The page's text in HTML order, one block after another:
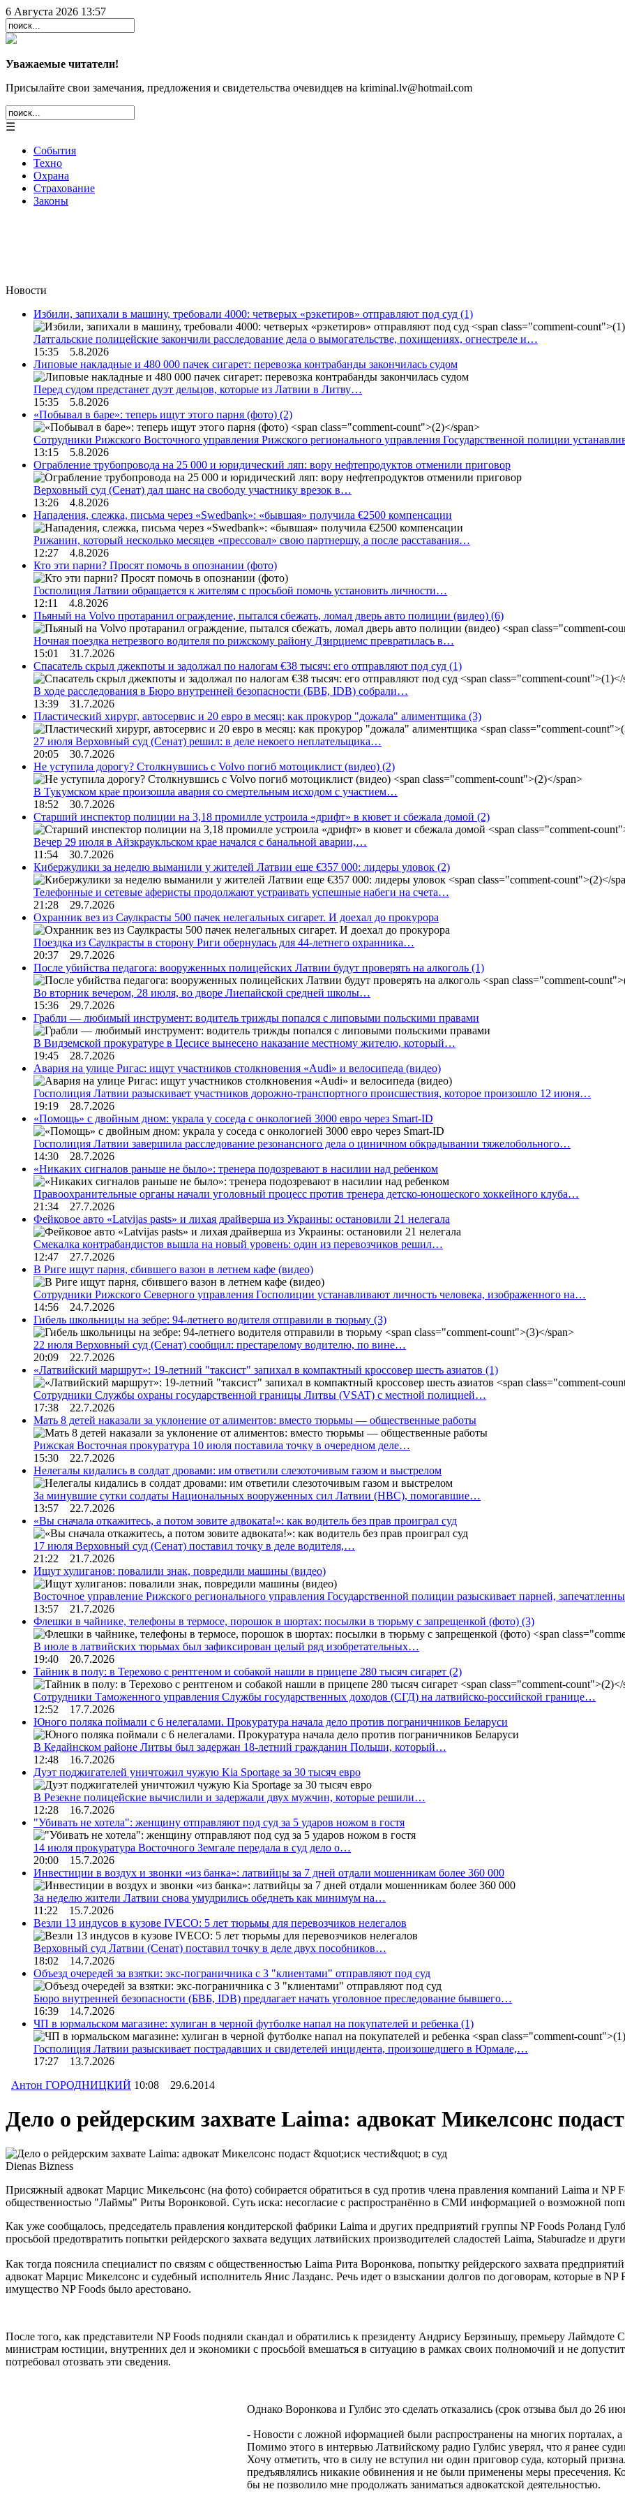
6 Августа 2026 13:57
Уважаемые читатели!
Присылайте свои замечания, предложения и свидетельства очевидцев на kriminal.lv@hotmail.com
☰
События
Техно
Охрана
Страхование
Законы
Новости
Избили, запихали в машину, требовали 4000: четверых «рэкетиров» отправляют под суд (1)
Латгальские полицейские закончили расследование дела о вымогательстве, похищениях, огнестреле и…
15:35 5.8.2026
Липовые накладные и 480 000 пачек сигарет: перевозка контрабанды закончилась судом
Перед судом предстанет дуэт дельцов, которые из Латвии в Литву…
15:35 5.8.2026
«Побывал в баре»: теперь ищут этого парня (фото) (2)
Сотрудники Рижского Восточного управления Рижского регионального управления Государственной полиции
13:15 5.8.2026
Ограбление трубопровода на 25 000 и юридический ляп: вору нефтепродуктов отменили приговор
Верховный суд (Сенат) дал шанс на свободу участнику врезок в…
13:26 4.8.2026
Нападения, слежка, письма через «Swedbank»: «бывшая» получила €2500 компенсации
Рижанин, который несколько месяцев «прессовал» свою партнершу, а после расставания…
12:27 4.8.2026
Кто эти парни? Просят помочь в опознании (фото)
Госполиция Латвии обращается к жителям с просьбой помочь установить личности…
12:11 4.8.2026
Пьяный на Volvo протаранил ограждение, пытался сбежать, ломал дверь авто полиции (видео) (6)
Ночная поездка нетрезвого водителя по рижскому району Дзирциемс превратилась в…
15:01 31.7.2026
Спасатель скрыл джекпоты и задолжал по налогам €38 тысяч: его отправляют под суд (1)
В ходе расследования в Бюро внутренней безопасности (БВБ, IDB) собрали…
13:39 31.7.2026
Пластический хирург, автосервис и 20 евро в месяц: как прокурор "дожала" алиментщика (3)
27 июля Верховный суд (Сенат) решил: в деле некоего неплательщика…
20:05 30.7.2026
Не уступила дорогу? Столкнувшись с Volvo погиб мотоциклист (видео) (2)
В Тукумском крае произошла авария со смертельным исходом с участием…
18:52 30.7.2026
Старший инспектор полиции на 3,18 промилле устроила «дрифт» в кювет и сбежала домой (2)
Вечер 29 июля в Айзкраукльском крае начался с банальной аварии,…
11:54 30.7.2026
Кибержулики за неделю выманили у жителей Латвии еще €357 000: лидеры уловок (2)
Телефонные и сетевые аферисты продолжают устраивать успешные набеги на счета…
21:28 29.7.2026
Охранник вез из Саулкрасты 500 пачек нелегальных сигарет. И доехал до прокурора
Поездка из Саулкрасты в сторону Риги обернулась для 44-летнего охранника…
20:37 29.7.2026
После убийства педагога: вооруженных полицейских Латвии будут проверять на алкоголь (1)
Во вторник вечером, 28 июля, во дворе Лиепайской средней школы…
15:36 29.7.2026
Грабли — любимый инструмент: водитель трижды попался с липовыми польскими правами
В Видземской прокуратуре в Цесисе вынесено наказание местному жителю, который…
19:45 28.7.2026
Авария на улице Ригас: ищут участников столкновения «Audi» и велосипеда (видео)
Госполиция Латвии разыскивает участников дорожно-транспортного происшествия, которое произошло 12 июня…
19:19 28.7.2026
«Помощь» с двойным дном: украла у соседа с онкологией 3000 евро через Smart-ID
Госполиция Латвии завершила расследование резонансного дела о циничном обкрадывании тяжелобольного…
14:30 28.7.2026
«Никаких сигналов раньше не было»: тренера подозревают в насилии над ребенком
Правоохранительные органы начали уголовный процесс против тренера детско-юношеского хоккейного клуба…
21:34 27.7.2026
Фейковое авто «Latvijas pasts» и лихая драйверша из Украины: остановили 21 нелегала
Смекалка контрабандистов вышла на новый уровень: один из перевозчиков решил…
12:47 27.7.2026
В Риге ищут парня, сбившего вазон в летнем кафе (видео)
Сотрудники Рижского Северного управления Госполиции устанавливают личность человека, изображенного на…
14:56 24.7.2026
Гибель школьницы на зебре: 94-летнего водителя отправили в тюрьму (3)
22 июля Верховный суд (Сенат) сообщил: престарелому водителю, по вине…
20:09 22.7.2026
«Латвийский маршрут»: 19-летний "таксист" запихал в компактный кроссовер шесть азиатов (1)
Сотрудники Службы охраны государственной границы Литвы (VSAT) с местной полицией…
17:38 22.7.2026
Мать 8 детей наказали за уклонение от алиментов: вместо тюрьмы — общественные работы
Рижская Восточная прокуратура 10 июля поставила точку в очередном деле…
15:30 22.7.2026
Нелегалы кидались в солдат дровами: им ответили слезоточивым газом и выстрелом
За минувшие сутки солдаты Национальных вооруженных сил Латвии (НВС), помогавшие…
13:57 22.7.2026
«Вы сначала откажитесь, а потом зовите адвоката!»: как водитель без прав проиграл суд
17 июля Верховный суд (Сенат) поставил точку в деле водителя,…
21:22 21.7.2026
Ищут хулиганов: повалили знак, повредили машины (видео)
Восточное управление Рижского регионального управления Государственной полиции разыскивает парней,
13:57 21.7.2026
Флешки в чайнике, телефоны в термосе, порошок в шортах: посылки в тюрьму с запрещенкой (фото) (3)
В июле в латвийских тюрьмах был зафиксирован целый ряд изобретательных…
19:40 20.7.2026
Тайник в полу: в Терехово с рентгеном и собакой нашли в прицепе 280 тысяч сигарет (2)
Сотрудники Таможенного управления Службы государственных доходов (СГД) на латвийско-российской границе…
12:52 17.7.2026
Юного поляка поймали с 6 нелегалами. Прокуратура начала дело против пограничников Беларуси
В Кедайнском районе Литвы был задержан 18-летний гражданин Польши, который…
12:48 16.7.2026
Дуэт поджигателей уничтожил чужую Kia Sportage за 30 тысяч евро
В Резекне полицейские вычислили и задержали двух мужчин, которые решили…
12:28 16.7.2026
"Убивать не хотела": женщину отправляют под суд за 5 ударов ножом в гостя
14 июля прокуратура Восточного Земгале передала в суд дело о…
20:00 15.7.2026
Инвестиции в воздух и звонки «из банка»: латвийцы за 7 дней отдали мошенникам более 360 000
За неделю жители Латвии снова умудрились обеднеть как минимум на…
11:22 15.7.2026
Везли 13 индусов в кузове IVECO: 5 лет тюрьмы для перевозчиков нелегалов
Верховный суд Латвии (Сенат) поставил точку в деле двух пособников…
18:02 14.7.2026
Объезд очередей за взятки: экс-пограничника с 3 "клиентами" отправляют под суд
Бюро внутренней безопасности (БВБ, IDB) предлагает начать уголовное преследование бывшего…
16:39 14.7.2026
ЧП в юрмальском магазине: хулиган в черной футболке напал на покупателей и ребенка (1)
Госполиция Латвии разыскивает пострадавших и свидетелей инцидента, произошедшего в Юрмале,…
17:27 13.7.2026
Антон ГОРОДНИЦКИЙ 10:08 29.6.2014
Дело о рейдерским захвате Laima: адвокат Микелсонс
Dienas Bizness
Присяжный адвокат Марцис Микельсонс (на фото) собирается обратиться в суд против члена правления компаний Laima и NP
общественностью "Лаймы" Риты Воронковой. Суть иска: несогласие с распространённо в СМИ информацией о возможной
Как уже сообщалось, председатель правления кондитерской фабрики Laima и других предприятий группы NP Foods Роланд
просьбой предотвратить попытки рейдерского захвата ведущих латвийских производителей сладостей Laima, Staburadze и
Как тогда пояснила специалист по связям с общественностью Laima Рита Воронкова, попытку рейдерского захвата
адвокат Марцис Микелсонс и судебный исполнитель Янис Лазданс. Речь идет о взыскании долгов по договорам, которые в
имущество NP Foods было арестовано.
После того, как представители NP Foods подняли скандал и обратились к президенту Андрису Берзиньшу, премьеру
министрам юстиции, внутренних дел и экономики с просьбой вмешаться в ситуацию в рамках своих полномочий и не
потребовал отозвать эти сведения.
Однако Воронкова и Гулбис это сделать отказались (срок отзыва был до 26
- Новости с ложной иформацией были распространены на многих порталах,
Помимо этого в интервью Латвийскому радио Гулбис уверял, что я ранее
Хочу отметить, что в силу не вступил ни один приговор суда, который
предъявлялись никакие обвинения и не были применены меры пресечения. Ко
бы не позволило мне продолжать заниматься адвокатской деятельностью.